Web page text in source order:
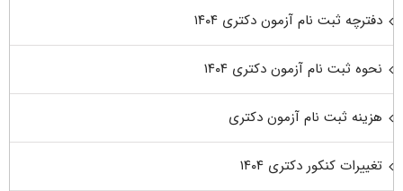
دفترچه ثبت نام آزمون دکتری ۱۴۰۴
نحوه ثبت نام آزمون دکتری ۱۴۰۴
هزینه ثبت نام آزمون دکتری
تغییرات کنکور دکتری ۱۴۰۴